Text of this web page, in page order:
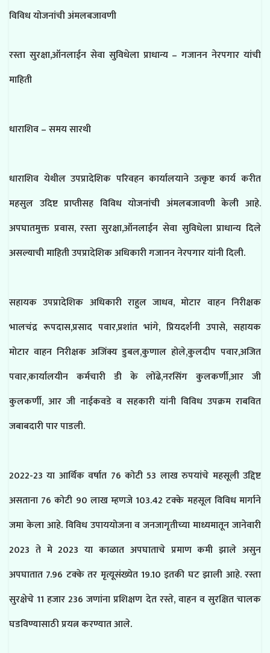
विविध योजनांची अंमलबजावणी
रस्ता सुरक्षा,ऑनलाईन सेवा सुविधेला प्राधान्य – गजानन नेरपगार यांची
माहिती
धाराशिव – समय सारथी
धाराशिव येथील उपप्रादेशिक परिवहन कार्यालयाने उत्कृष्ट कार्य करीत
महसुल उदिष्ट प्राप्तीसह विविध योजनांची अंमलबजावणी केली आहे.
अपघातमुक्त प्रवास, रस्ता सुरक्षा,ऑनलाईन सेवा सुविधेला प्राधान्य दिले
असल्याची माहिती उपप्रादेशिक अधिकारी गजानन नेरपगार यांनी दिली.
सहायक उपप्रादेशिक अधिकारी राहुल जाधव,मोटार वाहन निरीक्षक
भालचंद्र रूपदास,प्रसाद पवार,प्रशांत भांगे, प्रियदर्शनी उपासे, सहायक
मोटार वाहन निरीक्षक अजिंक्य डुबल,कुणाल होले,कुलदीप पवार,अजित
पवार,कार्यालयीन कर्मचारी डी के लोंढे,नरसिंग कुलकर्णी,आर जी
कुलकर्णी, आर जी नाईकवडे व सहकारी यांनी विविध उपक्रम राबवित
जबाबदारी पार पाडली.
2022-23 या आर्थिक वर्षात 76 कोटी 53 लाख रुपयांचे महसूली उद्दिष्ट
असताना 76 कोटी 90 लाख म्हणजे 103.42 टक्के महसूल विविध मार्गाने
जमा केला आहे. विविध उपाययोजना व जनजागृतीच्या माध्यमातून जानेवारी
2023 ते मे 2023 या काळात अपघाताचे प्रमाण कमी झाले असुन
अपघातात 7.96 टक्के तर मृत्यूसंख्येत 19.10 इतकी घट झाली आहे. रस्ता
सुरक्षेचे 11 हजार 236 जणांना प्रशिक्षण देत रस्ते, वाहन व सुरक्षित चालक
घडविण्यासाठी प्रयत्न करण्यात आले.